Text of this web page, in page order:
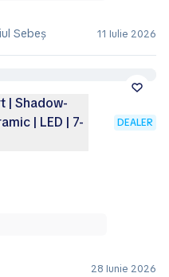
Sebeş
11 Iulie 2026
| Shadow-
| LED | 7-
DEALER
28 Iunie 2026